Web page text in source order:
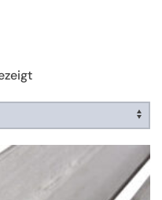
Nach
sortiert